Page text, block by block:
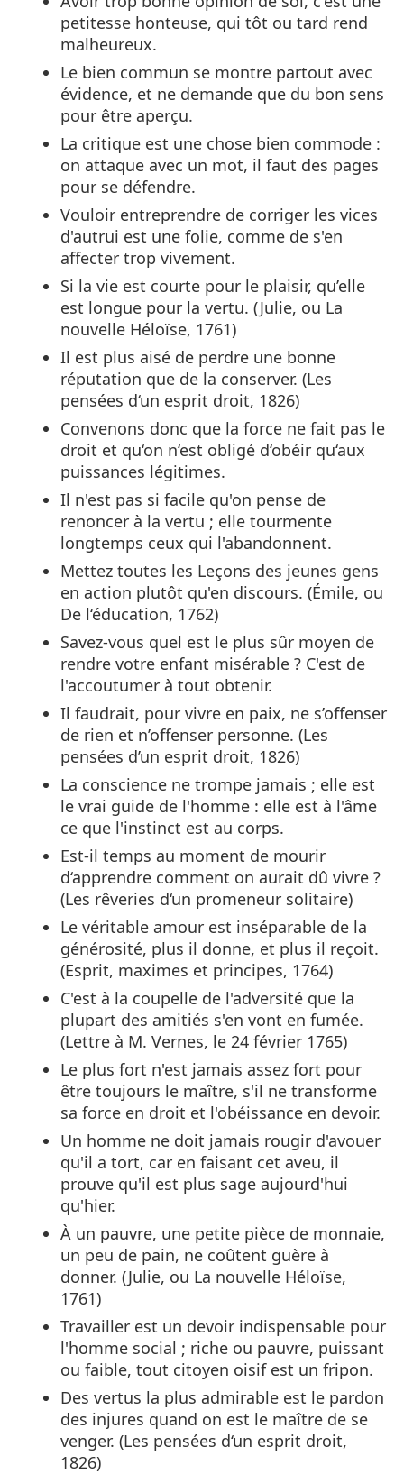
petitesse honteuse, qui tôt ou tard rend
malheureux.
Le bien commun se montre partout avec
évidence, et ne demande que du bon sens
pour être aperçu.
La critique est une chose bien commode :
on attaque avec un mot, il faut des pages
pour se défendre.
Vouloir entreprendre de corriger les vices
d'autrui est une folie, comme de s'en
affecter trop vivement.
Si la vie est courte pour le plaisir, qu’elle
est longue pour la vertu. (Julie, ou La
nouvelle Héloïse, 1761)
Il est plus aisé de perdre une bonne
réputation que de la conserver. (Les
pensées d‘un esprit droit, 1826)
Convenons donc que la force ne fait pas le
droit et qu‘on n‘est obligé d‘obéir qu‘aux
puissances légitimes.
Il n'est pas si facile qu'on pense de
renoncer à la vertu ; elle tourmente
longtemps ceux qui l'abandonnent.
Mettez toutes les Leçons des jeunes gens
en action plutôt qu'en discours. (Émile, ou
De l‘éducation, 1762)
Savez-vous quel est le plus sûr moyen de
rendre votre enfant misérable ? C'est de
l'accoutumer à tout obtenir.
Il faudrait, pour vivre en paix, ne s’offenser
de rien et n’offenser personne. (Les
pensées d’un esprit droit, 1826)
La conscience ne trompe jamais ; elle est
le vrai guide de l'homme : elle est à l'âme
ce que l'instinct est au corps.
Est-il temps au moment de mourir
d‘apprendre comment on aurait dû vivre ?
(Les rêveries d‘un promeneur solitaire)
Le véritable amour est inséparable de la
générosité, plus il donne, et plus il reçoit.
(Esprit, maximes et principes, 1764)
C'est à la coupelle de l'adversité que la
plupart des amitiés s'en vont en fumée.
(Lettre à M. Vernes, le 24 février 1765)
Le plus fort n'est jamais assez fort pour
être toujours le maître, s'il ne transforme
sa force en droit et l'obéissance en devoir.
Un homme ne doit jamais rougir d'avouer
qu'il a tort, car en faisant cet aveu, il
prouve qu'il est plus sage aujourd'hui
qu'hier.
À un pauvre, une petite pièce de monnaie,
un peu de pain, ne coûtent guère à
donner. (Julie, ou La nouvelle Héloïse,
1761)
Travailler est un devoir indispensable pour
l'homme social ; riche ou pauvre, puissant
ou faible, tout citoyen oisif est un fripon.
Des vertus la plus admirable est le pardon
des injures quand on est le maître de se
venger. (Les pensées d‘un esprit droit,
1826)